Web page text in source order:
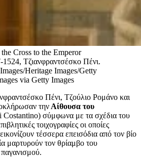
Cross to the Emperor
Τζιανφραντσέσκο Πένι.
Heritage Images/Getty
via Getty Images
Πένι, Τζούλιο Ρομάνο και
την Αίθουσα του
Costantino) σύμφωνα με τα σχέδια του
τοιχογραφίες οι οποίες
τέσσερα επεισόδια από τον βίο
μαρτυρούν τον θρίαμβο του
παγανισμού.